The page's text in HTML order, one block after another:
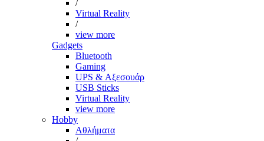
/
Virtual Reality
/
view more
Gadgets
Bluetooth
Gaming
UPS & Αξεσουάρ
USB Sticks
Virtual Reality
view more
Hobby
Αθλήματα